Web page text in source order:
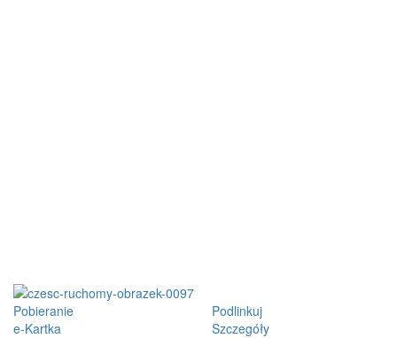
Pobieranie
Podlinkuj
e-Kartka
Szczegóły